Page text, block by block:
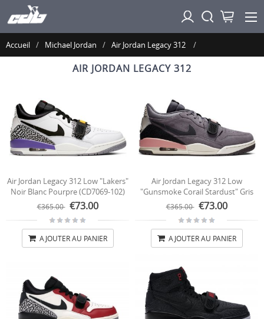
Accueil Michael Jordan Air Jordan Legacy 312
AIR JORDAN LEGACY 312
Air Jordan Legacy 312 Low "Lakers"
Noir Blanc Pourpre (CD7069-102)
€365.00 €73.00
AJOUTER AU PANIER
Air Jordan Legacy 312 Low
"Gunsmoke Corail Stardust" Gris
(CD7069-002)
€365.00 €73.00
AJOUTER AU PANIER